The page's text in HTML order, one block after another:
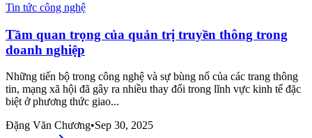
Tin tức công nghệ
Tầm quan trọng của quản trị truyền thông trong
doanh nghiệp
Những tiến bộ trong công nghệ và sự bùng nổ của các trang thông
tin, mạng xã hội đã gây ra nhiều thay đổi trong lĩnh vực kinh tế đặc
biệt ở phương thức giao...
Đặng Văn Chương•Sep 30, 2025